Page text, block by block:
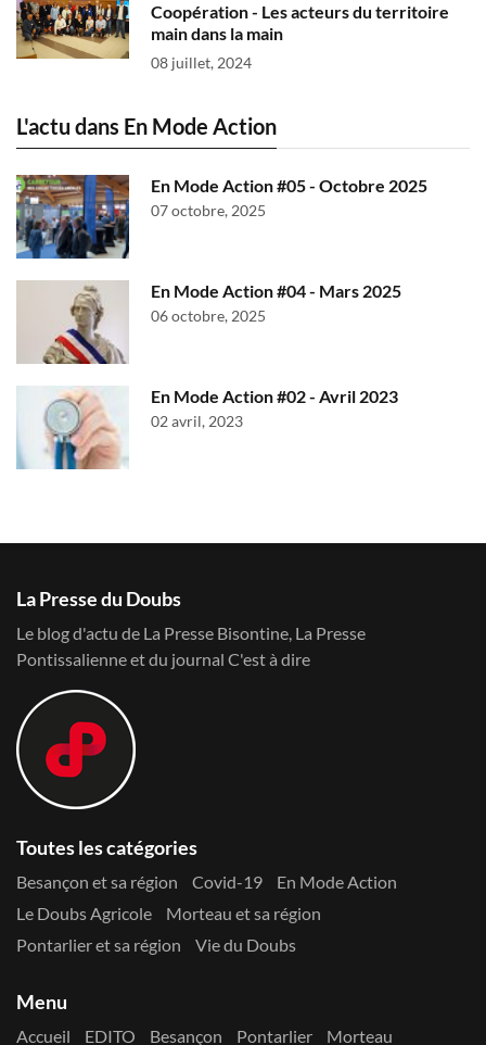
Coopération - Les acteurs du territoire
main dans la main
08 juillet, 2024
L'actu dans En Mode Action
En Mode Action #05 - Octobre 2025
07 octobre, 2025
En Mode Action #04 - Mars 2025
06 octobre, 2025
En Mode Action #02 - Avril 2023
02 avril, 2023
La Presse du Doubs
Le blog d'actu de La Presse Bisontine, La Presse
Pontissalienne et du journal C'est à dire
Toutes les catégories
Besançon et sa région Covid-19
En Mode Action
Le Doubs Agricole
Morteau et sa région
Pontarlier et sa région
Vie du Doubs
Menu
Accueil EDITO Besançon Pontarlier Morteau